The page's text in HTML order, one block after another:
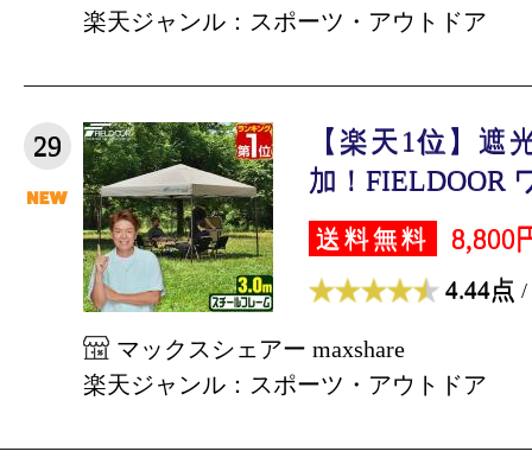
楽天ジャンル：スポーツ・アウトドア
29
【楽天1位】遮
加！FIELDOOR
送料無料 8,800
4.44点 /
マックスシェアー maxshare
楽天ジャンル：スポーツ・アウトドア